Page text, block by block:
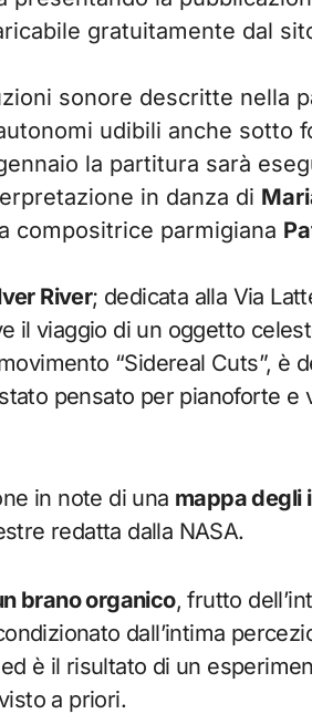
gratuitamente dal
sonore descritte nella
udibili anche sotto
la partitura sarà
in danza di
compositrice parmigiana
River; dedicata alla Via
il viaggio di un oggetto
“Sidereal Cuts”, è
pensato per pianoforte e
in note di una mappa degli
redatta dalla NASA.
brano organico, frutto
dall’intima
è il risultato di un
a priori.